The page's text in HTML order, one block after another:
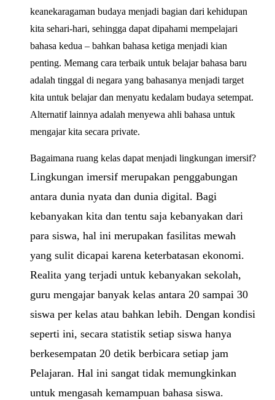
keanekaragaman budaya menjadi bagian dari kehidupan
kita sehari-hari, sehingga dapat dipahami mempelajari
bahasa kedua – bahkan bahasa ketiga menjadi kian
penting. Memang cara terbaik untuk belajar bahasa baru
adalah tinggal di negara yang bahasanya menjadi target
kita untuk belajar dan menyatu kedalam budaya setempat.
Alternatif lainnya adalah menyewa ahli bahasa untuk
mengajar kita secara private.
Bagaimana ruang kelas dapat menjadi lingkungan imersif?
Lingkungan imersif merupakan penggabungan
antara dunia nyata dan dunia digital. Bagi
kebanyakan kita dan tentu saja kebanyakan dari
para siswa, hal ini merupakan fasilitas mewah
yang sulit dicapai karena keterbatasan ekonomi.
Realita yang terjadi untuk kebanyakan sekolah,
guru mengajar banyak kelas antara 20 sampai 30
siswa per kelas atau bahkan lebih. Dengan kondisi
seperti ini, secara statistik setiap siswa hanya
berkesempatan 20 detik berbicara setiap jam
Pelajaran. Hal ini sangat tidak memungkinkan
untuk mengasah kemampuan bahasa siswa.